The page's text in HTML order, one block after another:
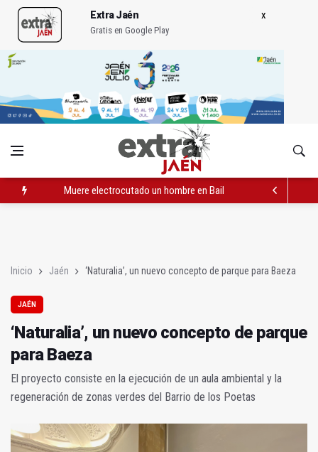
Extra Jaén
Gratis en Google Play
Muere electrocutado un hombre en Bailén en una torre
Inicio Jaén ‘Naturalia’, un nuevo concepto de parque para Baeza
JAÉN
‘Naturalia’, un nuevo concepto de parque
para Baeza
El proyecto consiste en la ejecución de un aula ambiental y la
regeneración de zonas verdes del Barrio de los Poetas